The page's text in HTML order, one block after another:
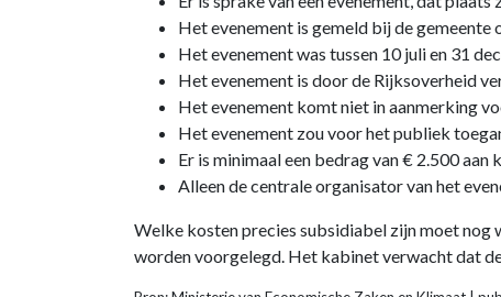
Het evenement is gemeld bij de gemeente
Het evenement was tussen 10 juli en 31
Het evenement is door de Rijksoverheid
Het evenement komt niet in aanmerking
Het evenement zou voor het publiek
Er is minimaal een bedrag van € 2.500 aan
Alleen de centrale organisator van het
Welke kosten precies subsidiabel zijn moet nog
worden voorgelegd. Het kabinet verwacht dat